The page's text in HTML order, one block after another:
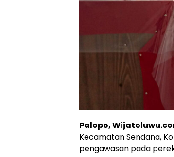
Palopo,
Kecamatan Sendana,
pengawasan pada